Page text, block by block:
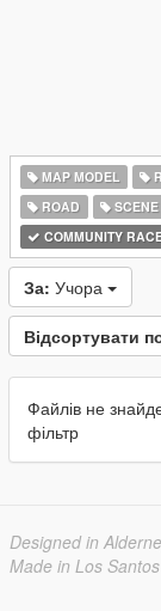
MAP MODEL
ROAD
SCENE
COMMUNITY
За: Учора
Відсортувати
Файлів не
фільтр
Designed in
Made in Los Santos